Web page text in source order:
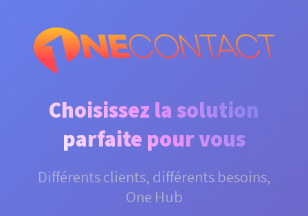
Choisissez la solution
parfaite pour vous
Différents clients, différents besoins,
One Hub